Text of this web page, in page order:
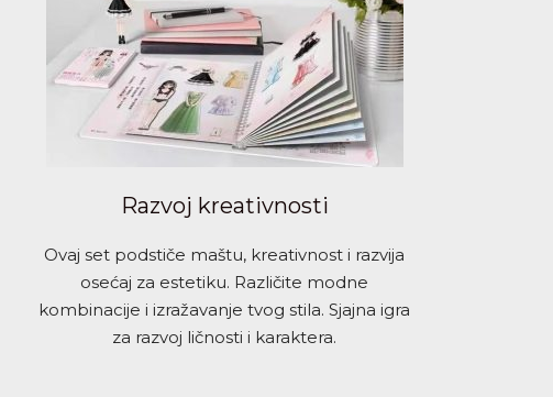
Razvoj kreativnosti
Ovaj set podstiče maštu, kreativnost i razvija
osećaj za estetiku. Različite modne
kombinacije i izražavanje tvog stila. Sjajna igra
za razvoj ličnosti i karaktera.